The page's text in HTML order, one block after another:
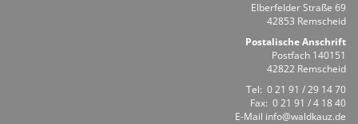
Elberfelder Straße 69
42853 Remscheid
Postalische Anschrift
Postfach 140151
42822 Remscheid
Tel: 0 21 91 / 29 14 70
Fax: 0 21 91 / 4 18 40
E-Mail info@waldkauz.de